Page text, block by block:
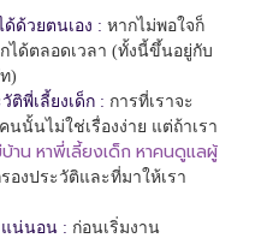
ด้ด้วยตนเอง : หากไม่พอใจก็
ได้ตลอดเวลา (ทั้งนี้ขึ้นอยู่กับ
)
ติพี่เลี้ยงเด็ก : การที่เราจะ
นั้นไม่ใช่เรื่องง่าย แต่ถ้าเรา
าน หาพี่เลี้ยงเด็ก หาคนดูแลผู้
องประวัติและที่มาให้เรา
แน่นอน : ก่อนเริ่มงาน